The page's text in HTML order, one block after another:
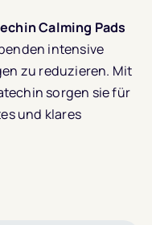
Calming Pads
intensive
zu reduzieren. Mit
sorgen sie für
und klares